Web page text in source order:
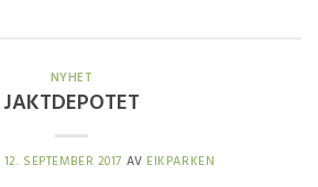
NYHET
JAKTDEPOTET
12. SEPTEMBER 2017 AV EIKPARKEN